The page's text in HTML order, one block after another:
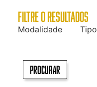
FILTRE O RESULTADOS
Modalidade Tipo
Procurar